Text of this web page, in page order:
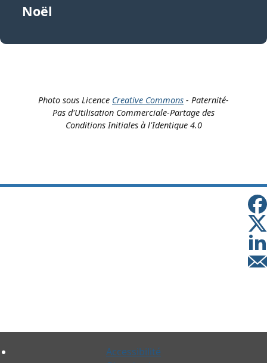
Noël
Photo sous Licence Creative Commons - Paternité-
Pas d'Utilisation Commerciale-Partage des
Conditions Initiales à l'Identique 4.0
Accessibilité